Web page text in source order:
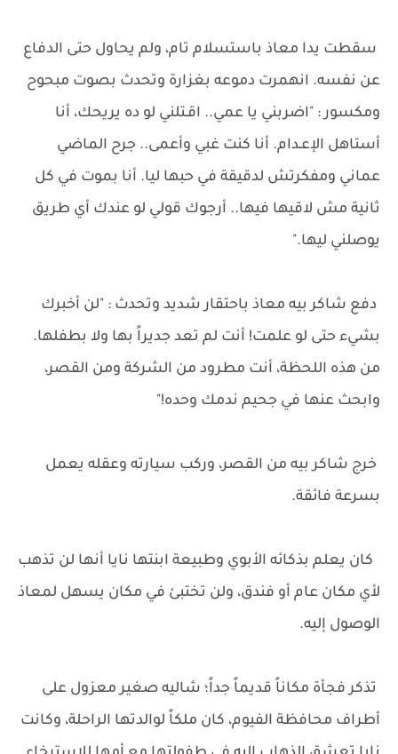
سقطت يدا معاذ باستسلام تام، ولم يحاول حتى الدفاع
عن نفسه. انهمرت دموعه بغزارة وتحدث بصوت مبحوح
ومكسور : "اضربني يا عمي.. اقـتلني لو ده يريحك، أنا
أستاهل الإعـدام. أنا كنت غبي وأعمى.. جرح الماضي
عماني ومفكرتش لدقيقة في حبها ليا. أنا بموت في كل
ثانية مش لاقيها فيها.. أرجوك قولي لو عندك أي طريق
يوصلني ليها."
دفع شاكر بيه معاذ باحتقار شديد وتحدث : "لن أخبرك
بشيء حتى لو علمت! أنت لم تعد جديراً بها ولا بطفلها.
من هذه اللحظة، أنت مطرود من الشركة ومن القصر،
وابحث عنها في جحيم ندمك وحده!"
خرج شاكر بيه من القصر، وركب سيارته وعقله يعمل
بسرعة فائقة.
كان يعلم بذكائه الأبوي وطبيعة ابنتها نايا أنها لن تذهب
لأي مكان عام أو فندق، ولن تختبئ في مكان يسهل لمعاذ
الوصول إليه.
تذكر فجأة مكاناً قديماً جداً؛ شاليه صغير معزول على
أطراف محافظة الفيوم، كان ملكاً لوالدتها الراحلة، وكانت